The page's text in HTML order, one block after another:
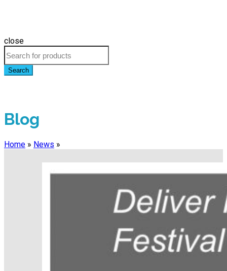
close
Search
Blog
Home » News »